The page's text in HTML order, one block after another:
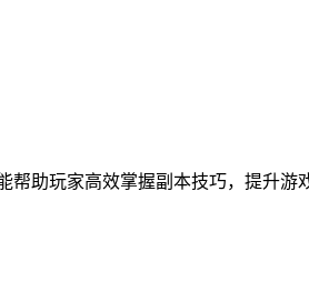
助玩家高效掌握副本技巧，提升游